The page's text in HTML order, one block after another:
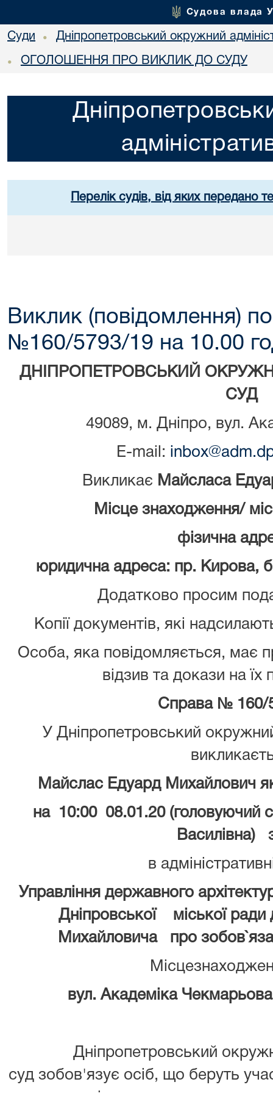
Судова влада
Суди • Дніпропетровський окружний
• ОГОЛОШЕННЯ ПРО ВИКЛИК ДО СУДУ
Перелік судів, від яких передано
Виклик (повідомлення)
№160/5793/19 на 10.00
ДНІПРОПЕТРОВСЬКИЙ
СУД
49089, м. Дніпро, вул.
E-mail:
Викликає Майсласа
Місце знаходження/
фізична
юридична адреса: пр. Кирова,
Додатково просим
Копії документів, які
Особа, яка повідомляється, має
відзив та докази на їх
Справа № 160/
У Дніпропетровський
Майслас Едуард Михайлович
на 10:00 08.01.20 (головуючий
Василівна)
в
Управління державного
Дніпровської міської
Михайловича про
вул. Академіка
Дніпропетровський
суд зобов'язує осіб, що беруть